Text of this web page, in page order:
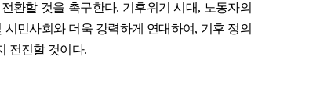
환할 것을 촉구한다. 기후위기 시대, 노동자의
민사회와 더욱 강력하게 연대하여, 기후 정의
전진할 것이다.